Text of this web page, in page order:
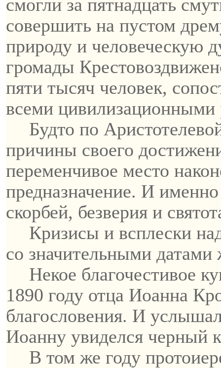
смогли за пятнадцать
совершить на пустом
природу и человеческую
громады
пяти тысяч человек,
всеми цивилизационными
Будто по
причины своего
переменчивое место
предназначение. И
скорбей, безверия и
Кризисы и всплески
со значительными
Некое благочестивое
1890 году отца Иоанна
благословения. И
Иоанну увиделся черный
В том же году